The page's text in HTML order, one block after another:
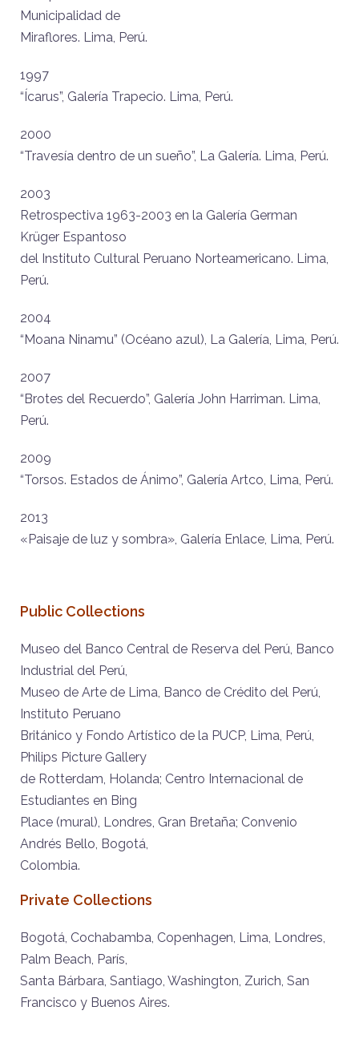
Municipalidad de
Miraflores. Lima, Perú.
1997
“Ícarus”, Galería Trapecio. Lima, Perú.
2000
“Travesía dentro de un sueño”, La Galería. Lima, Perú.
2003
Retrospectiva 1963-2003 en la Galería German
Krüger Espantoso
del Instituto Cultural Peruano Norteamericano. Lima,
Perú.
2004
“Moana Ninamu” (Océano azul), La Galería, Lima, Perú.
2007
“Brotes del Recuerdo”, Galería John Harriman. Lima,
Perú.
2009
“Torsos. Estados de Ánimo”, Galería Artco, Lima, Perú.
2013
«Paisaje de luz y sombra», Galería Enlace, Lima, Perú.
Public Collections
Museo del Banco Central de Reserva del Perú, Banco
Industrial del Perú,
Museo de Arte de Lima, Banco de Crédito del Perú,
Instituto Peruano
Británico y Fondo Artístico de la PUCP, Lima, Perú,
Philips Picture Gallery
de Rotterdam, Holanda; Centro Internacional de
Estudiantes en Bing
Place (mural), Londres, Gran Bretaña; Convenio
Andrés Bello, Bogotá,
Colombia.
Private Collections
Bogotá, Cochabamba, Copenhagen, Lima, Londres,
Palm Beach, París,
Santa Bárbara, Santiago, Washington, Zurich, San
Francisco y Buenos Aires.